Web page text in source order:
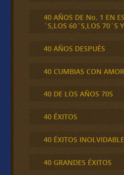
40 AÑOS DE No. 1 EN
´S,LOS 60´S,LOS 70´S
40 AÑOS DESPUÉS
40 CUMBIAS CON AMOR
40 DE LOS AÑOS 70S
40 ÉXITOS
40 ÉXITOS
40 GRANDES ÉXITOS